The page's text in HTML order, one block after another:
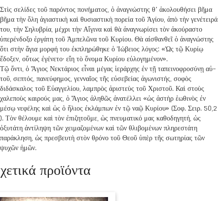
Στὶς σελίδες τοῦ παρόντος πονήματος, ὁ ἀναγνώστης θ’ ἀκολουθήσει βῆμα
βῆ­μα τὴν ὅλη ἁγιαστικὴ καὶ θυσιαστικὴ πο­ρεία τοῦ Ἁγίου, ἀπὸ τὴν γενέτειρά
του, τὴν Σηλυβρία, μέχρι τὴν Αἴγινα καὶ θὰ ἀναγνωρίσει τὸν ἀκούραστο
ὑπερένδοξο ἐργάτη τοῦ Ἀμπε­λῶνα τοῦ Κυρίου. Θὰ αἰσθανθεῖ ὁ ἀναγνώστης
ὅτι στὴν ἅγια μορφή του ἐκπληρώθηκε ὁ Ἰώβειος λόγος: «Ὡς τῷ Κυρίῳ
ἔδοξεν, οὕτως ἐγέ­νετο· εἴη τὸ ὄνομα Κυρίου εὐλογημένον».
Τῷ ὄντι, ὁ Ἅγιος Νεκτάριος εἶναι μέ­γας ἱεράρχης ἐν τῇ ταπεινοφροσύνῃ αὐ­
τοῦ, σε­πτός, πανεύφημος, γενναῖος τῆς εὐσεβείας ἀγωνιστής, σοφὸς
διδάσκαλος τοῦ Εὐαγγελίου, λαμπρὸς ἀριστεὺς τοῦ Χρι­στοῦ. Καὶ στοὺς
χαλεποὺς καιρούς μας, ὁ Ἅγιος ἀλη­θῶς ἀνατέλλει «ὡς ἀστὴρ ἑωθινὸς ἐν
μέσῳ νεφέλης καὶ ὡς ὁ ἥλιος ἐκλάμπων ἐν τῷ ναῷ Κυρίου» (Σοφ. Σειρ. 50,2
). Τὸν θέλουμε καὶ τὸν ἐπιζητοῦμε, ὡς πνευματικό μας καθοδηγητή, ὡς
ὀξυτάτη ἀντίληψη τῶν χειμαζομένων καὶ τῶν θλιβομένων πληρεστάτη
παράκληση, ὡς πρεσβευτὴ στὸν θρόνο τοῦ Θεοῦ ὑπὲρ τῆς σωτηρίας τῶν
ψυχῶν ἡμῶν.
προϊόντα